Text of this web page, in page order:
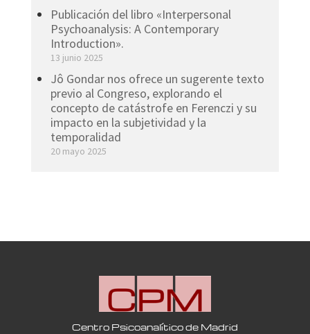
Publicación del libro «Interpersonal
Psychoanalysis: A Contemporary
Introduction».
13 junio 2025
Jô Gondar nos ofrece un sugerente texto
previo al Congreso, explorando el
concepto de catástrofe en Ferenczi y su
impacto en la subjetividad y la
temporalidad
20 mayo 2025
Centro Psicoanalítico de Madrid